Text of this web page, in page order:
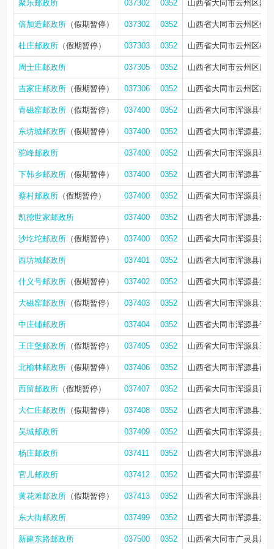
聚乐邮政所 037302 0352 山西省大同市云州区聚
倍加造邮政所 （假期暂停） 037302 0352 山西省大同市云州区倍
杜庄邮政所 （假期暂停） 037303 0352 山西省大同市云州区杜
周士庄邮政所 037305 0352 山西省大同市云州区周
吉家庄邮政所 （假期暂停） 037306 0352 山西省大同市云州区吉
青磁窑邮政所 （假期暂停） 037400 0352 山西省大同市浑源县青
东坊城邮政所 （假期暂停） 037400 0352 山西省大同市浑源县东
驼峰邮政所 037400 0352 山西省大同市浑源县驼
下韩乡邮政所 （假期暂停） 037400 0352 山西省大同市浑源县下
蔡村邮政所 （假期暂停） 037400 0352 山西省大同市浑源县蔡
凯德世家邮政所 037400 0352 山西省大同市浑源县永
沙圪坨邮政所 （假期暂停） 037400 0352 山西省大同市浑源县沙
西坊城邮政所 037401 0352 山西省大同市浑源县西
什义号邮政所 （假期暂停） 037402 0352 山西省大同市浑源县裴
大磁窑邮政所 （假期暂停） 037403 0352 山西省大同市浑源县大
中庄铺邮政所 037404 0352 山西省大同市浑源县千
王庄堡邮政所 （假期暂停） 037405 0352 山西省大同市浑源县王
北榆林邮政所 （假期暂停） 037406 0352 山西省大同市浑源县南
西留邮政所 （假期暂停） 037407 0352 山西省大同市浑源县西
大仁庄邮政所 （假期暂停） 037408 0352 山西省大同市浑源县大
吴城邮政所 037409 0352 山西省大同市浑源县吴
杨庄邮政所 037411 0352 山西省大同市浑源县杨
官儿邮政所 037412 0352 山西省大同市浑源县官
黄花滩邮政所 （假期暂停） 037413 0352 山西省大同市浑源县黄
东大街邮政所 037499 0352 山西省大同市浑源县东
新建东路邮政所 037500 0352 山西省大同市广灵县新